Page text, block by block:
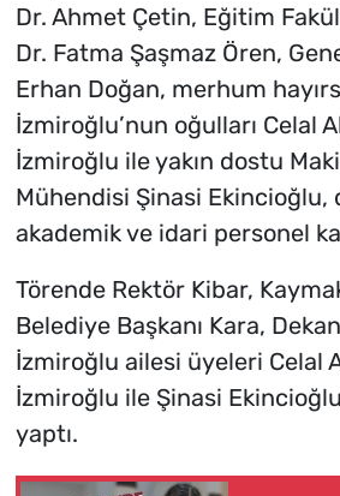
Dr. Ahmet Çetin, Eğitim
Dr. Fatma Şaşmaz Ören,
Erhan Doğan, merhum
İzmiroğlu’nun oğulları Celal
İzmiroğlu ile yakın dostu
Mühendisi Şinasi Ekincioğlu,
akademik ve idari personel
Törende Rektör Kibar,
Belediye Başkanı Kara,
İzmiroğlu ailesi üyeleri Celal
İzmiroğlu ile Şinasi
yaptı.